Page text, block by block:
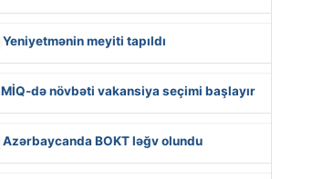
Yeniyetmənin meyiti tapıldı
MİQ-də növbəti vakansiya seçimi başlayır
Azərbaycanda BOKT ləğv olundu